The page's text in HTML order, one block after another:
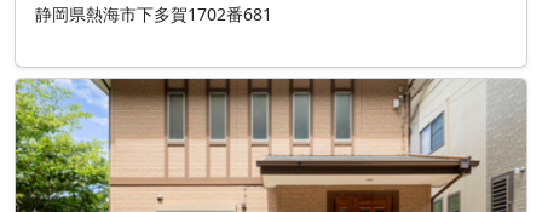
静岡県熱海市下多賀1702番681